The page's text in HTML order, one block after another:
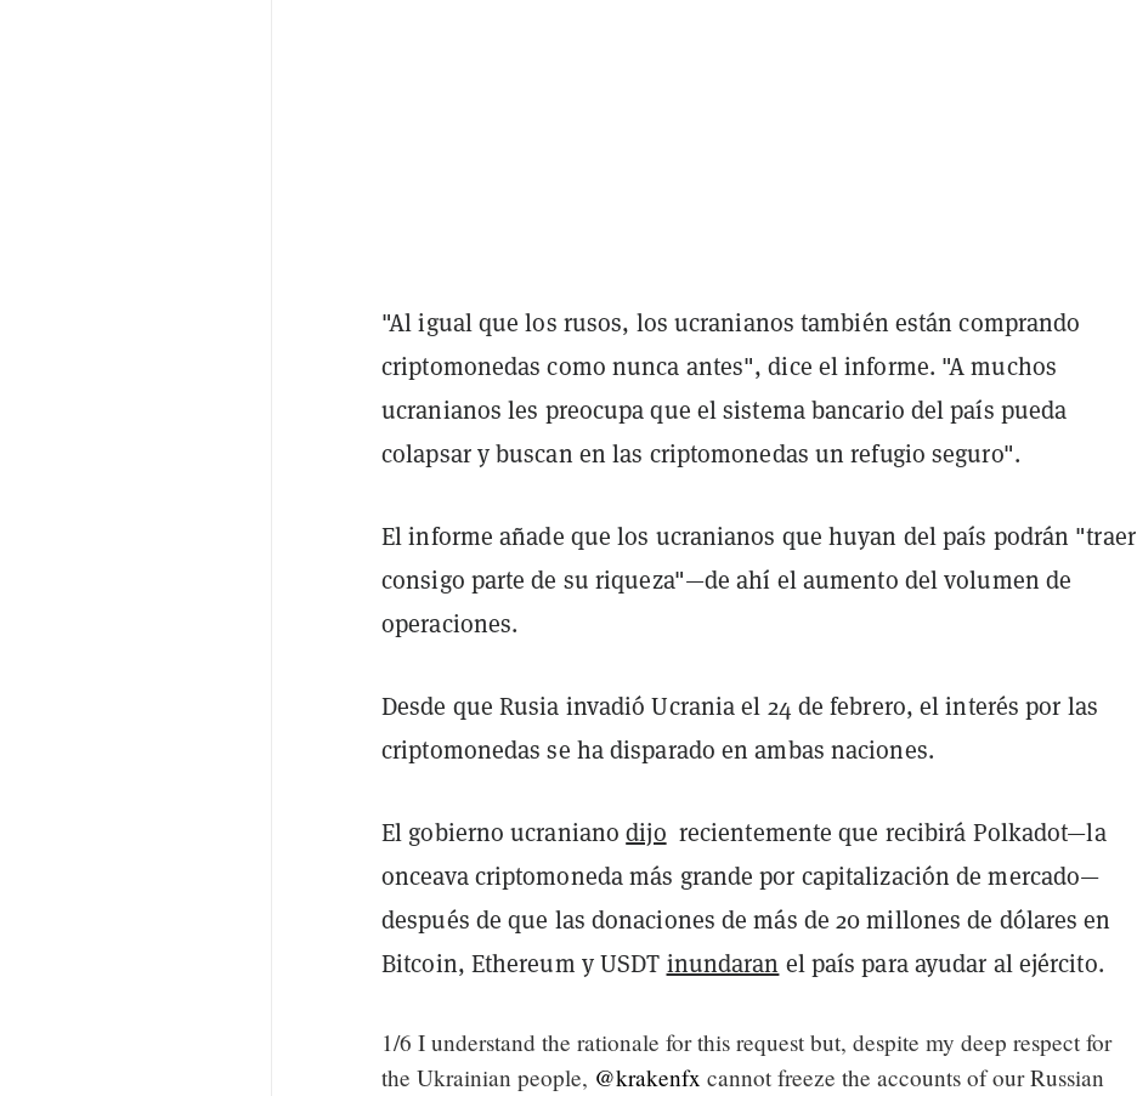
"Al igual que los rusos, los ucranianos también están comprando
criptomonedas como nunca antes", dice el informe. "A muchos
ucranianos les preocupa que el sistema bancario del país pueda
colapsar y buscan en las criptomonedas un refugio seguro".
El informe añade que los ucranianos que huyan del país podrán "traer
consigo parte de su riqueza"—de ahí el aumento del volumen de
operaciones.
Desde que Rusia invadió Ucrania el 24 de febrero, el interés por las
criptomonedas se ha disparado en ambas naciones.
El gobierno ucranianodijo recientemente que recibirá Polkadot—la
onceava criptomoneda más grande por capitalización de mercado—
después de que las donaciones de más de 20 millones de dólares en
Bitcoin, Ethereum y USDT inundaran el país para ayudar al ejército.
1/6 I understand the rationale for this request but, despite my deep respect for
the Ukrainian people, @krakenfx cannot freeze the accounts of our Russian